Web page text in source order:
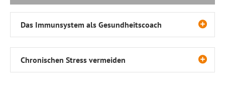
Das Immunsystem als Gesundheitscoach
Chronischen Stress vermeiden